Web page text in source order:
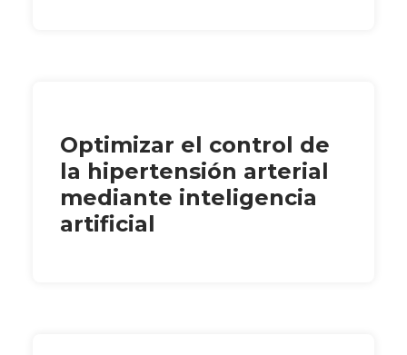
Optimizar el control de
la hipertensión arterial
mediante inteligencia
artificial